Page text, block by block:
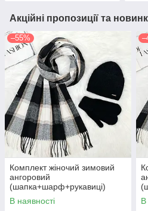
Акційні пропозиції та
–55%
Комплект жіночий зимовий
ангоровий
(шапка+шарф+рукавиці)
ODYSSEY 57-59 см чорний
3701 - 8064 - 4135
В наявності В